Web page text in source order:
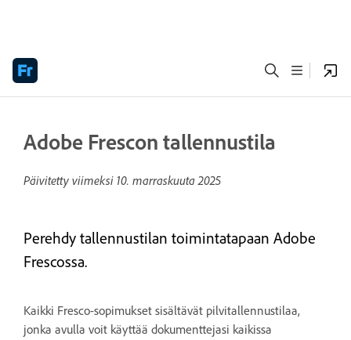
Adobe Frescon tallennustila
Päivitetty viimeksi 10. marraskuuta 2025
Perehdy tallennustilan toimintatapaan Adobe
Frescossa.
Kaikki Fresco-sopimukset sisältävät pilvitallennustilaa,
jonka avulla voit käyttää dokumenttejasi kaikissa